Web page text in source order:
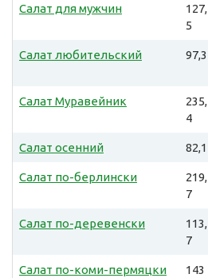
Салат для мужчин
127,
5
Салат любительский 97,3
Салат Муравейник
235,
4
Салат осенний 82,1
Салат по-берлински
219,
7
Салат по-деревенски
113,
7
Салат по-коми-пермяцки
143